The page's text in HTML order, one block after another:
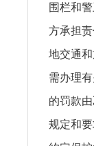
围栏和
方承担
地交通
需办理
的罚款
规定和